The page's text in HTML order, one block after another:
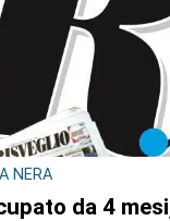
NERA
da 4